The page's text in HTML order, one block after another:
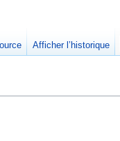
Afficher l’historique